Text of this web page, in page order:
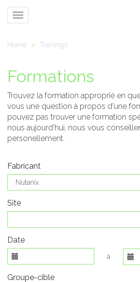
Toggle
Home > Trainings
Formations
Trouvez la formation approprié en
vous une question à propos d'une
pouvez pas trouver une formation
nous aujourd'hui, nous vous
personellement.
Fabricant
Site
Date
à
Groupe-cible